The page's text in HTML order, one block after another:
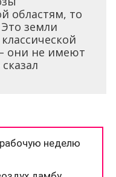
областям, то
земли
они не имеют